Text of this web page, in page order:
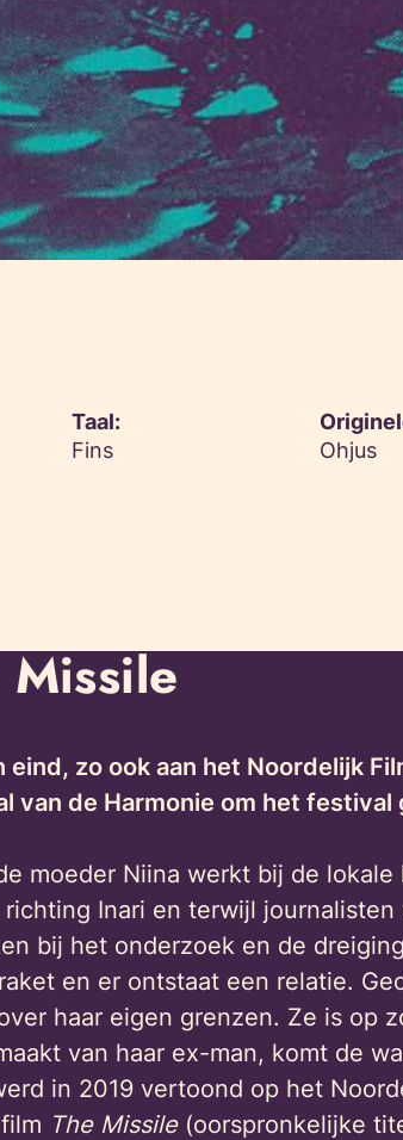
Taal:
Fins
Ohjus
Missile
zo ook aan het Noordelijk
van de Harmonie om het
moeder Niina werkt bij de
Inari en terwijl
bij het onderzoek en de
en er ontstaat een relatie.
haar eigen grenzen. Ze is op
van haar ex-man, komt de
in 2019 vertoond op het
The Missile(oorspronkelijke